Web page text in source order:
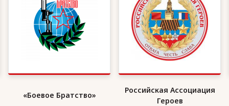
«Боевое Братство»
Российская Ассоциация
Героев